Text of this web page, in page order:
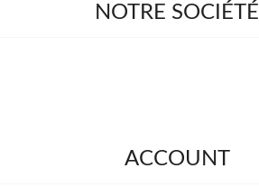
NOTRE SOCIÉTÉ
ACCOUNT